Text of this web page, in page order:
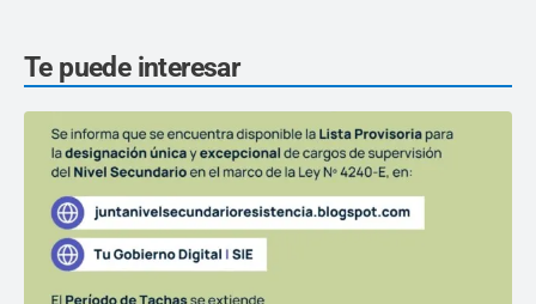
Te puede interesar